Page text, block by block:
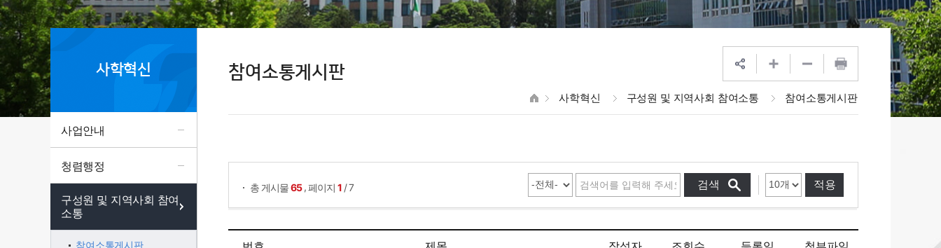
사학혁신
사업안내
청렴행정
구성원 및 지역사회 참여
소통
참여소통게시판
참여소통게시판
사학혁신 구성원 및 지역사회 참여소통 참여소통게시판
총 게시물65 ,페이지 1 / 7 적용